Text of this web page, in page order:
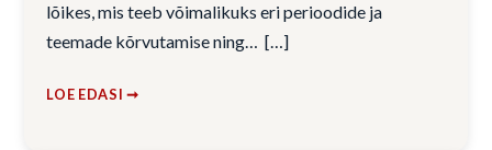
lõikes, mis teeb võimalikuks eri perioodide ja
teemade kõrvutamise ning…
LOE EDASI ➞